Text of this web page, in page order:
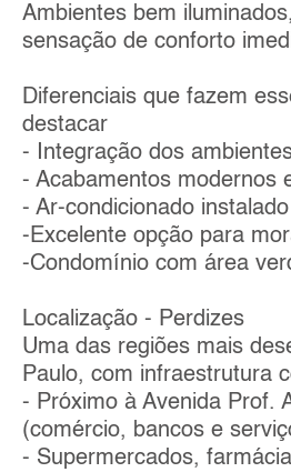
Ambientes bem
sensação de conforto
Diferenciais que fazem
destacar
- Integração dos
- Acabamentos modernos
- Ar-condicionado instalado
-Excelente opção para
-Condomínio com área
Localização - Perdizes
Uma das regiões mais
Paulo, com infraestrutura
- Próximo à Avenida Prof.
(comércio, bancos e
- Supermercados,